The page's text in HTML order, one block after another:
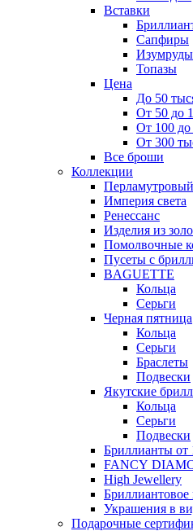
Вставки
Сапфиры
Изумруды
Топазы
Цена
До 50
От 50 до
От 100 до
От 300
Все броши
Коллекции
Империя света
Ренессанс
Изделия из
Помолвочные
Пусеты с
BAGUETTE
Кольца
Серьги
Черная пятница
Кольца
Серьги
Браслеты
Подвески
Якутские
Кольца
Серьги
Подвески
Бриллианты от
FANCY
High Jewellery
Украшения в
Подарочные